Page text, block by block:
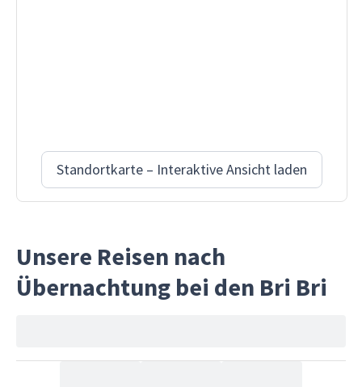
Standortkarte – Interaktive Ansicht laden
Unsere Reisen nach
Übernachtung bei den Bri Bri